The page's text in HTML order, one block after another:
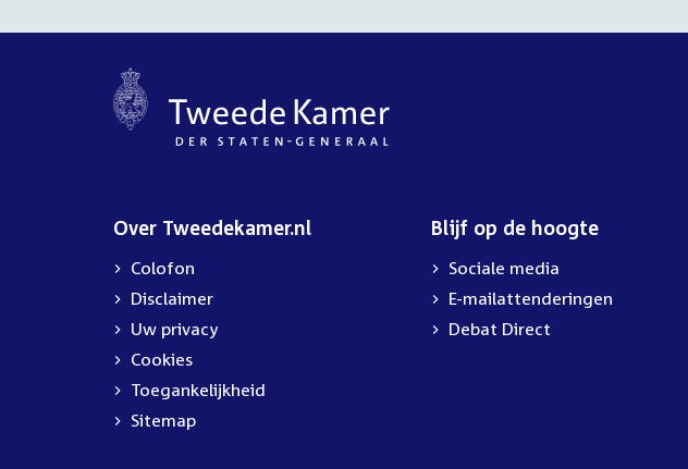
Over Tweedekamer.nl
Colofon
Disclaimer
Uw privacy
Cookies
Toegankelijkheid
Sitemap
Blijf op de hoogte
Sociale media
E-mailattenderingen
Debat Direct